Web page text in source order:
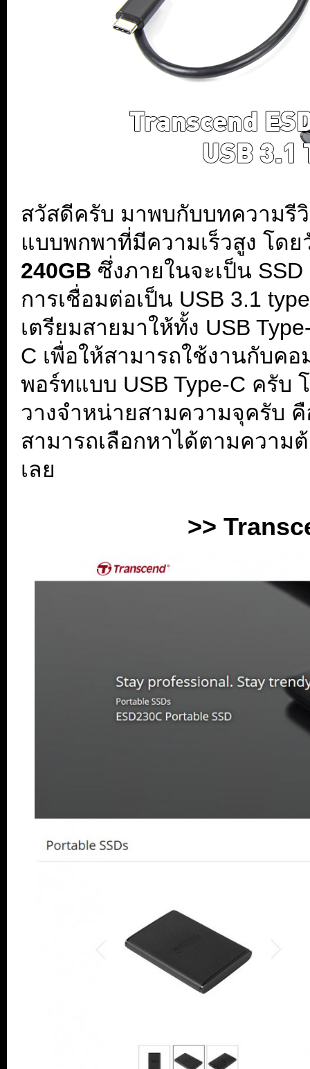
สวัสดีครับ มาพบกับบทความรี
แบบพกพาที่มีความเร็วสูง โด
240GB ซึ่งภายในจะเป็น
การเชื่อมต่อเป็น USB 3.1
เตรียมสายมาให้ทั้ง USB
C เพื่อให้สามารถใช้งานกับค
พอร์ทแบบ USB Type-C ครับ
วางจำหน่ายสามความจุครับ
สามารถเลือกหาได้ตามความ
เลย
>>